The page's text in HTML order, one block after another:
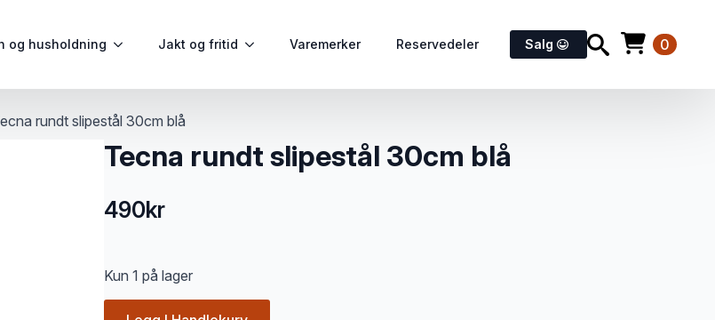
og husholdning Jakt og fritid Varemerker Reservedeler Salg 0
rundt slipestål 30cm blå
Tecna rundt slipestål 30cm blå
490kr
Kun 1 på lager